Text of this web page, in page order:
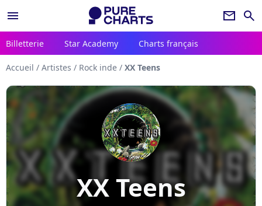
menu newsletter search
Billetterie Star Academy Charts français
Accueil / Artistes / Rock inde / XX Teens
XX Teens